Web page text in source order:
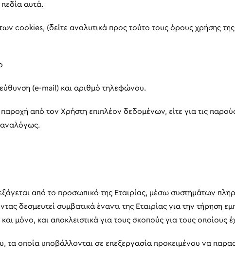
αυτά.
cookies, (δείτε αναλυτικά προς τούτο τους όρους χρήσης
(e-mail) και αριθμό τηλεφώνου.
από τον Χρήστη επιπλέον δεδομένων, είτε για τις
αναλόγως.
από το προσωπικό της Εταιρίας, μέσω συστημάτων
δεσμευτεί συμβατικά έναντι της Εταιρίας για την
μόνο, και αποκλειστικά για τους σκοπούς για τους οποίους
τα οποία υποβάλλονται σε επεξεργασία προκειμένου να